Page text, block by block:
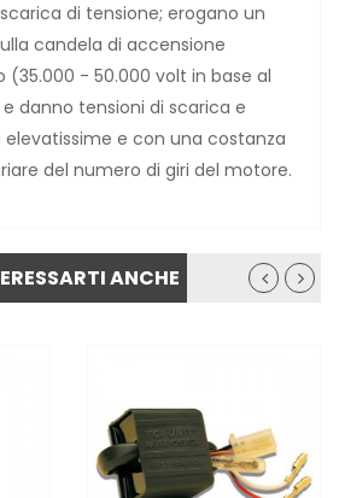
di tensione; erogano un
candela di accensione
- 50.000 volt in base al
danno tensioni di scarica e
e con una costanza
del numero di giri del motore.
ANCHE